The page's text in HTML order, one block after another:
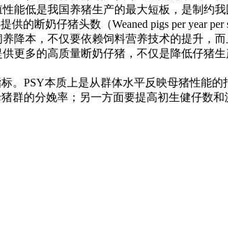
能低是我国养猪生产的最大短板，是制约
的断奶仔猪头数（Weaned pigs per year
降本，不仅要依赖饲料营养技术的提升
更多的高质量断奶仔猪，不仅是降低仔猪
。PSY本质上是从群体水平反映母猪性能
群的分娩率；另一方面要提高初生健仔数